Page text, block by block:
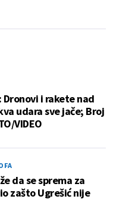
Dronovi i rakete nad
udara sve jače; Broj
VIDEO
da se sprema za
zašto Ugrešić nije